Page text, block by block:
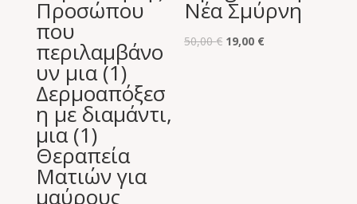
Προσώπου
που
περιλαμβάνο
υν μια (1)
Δερμοαπόξεσ
η με διαμάντι,
μια (1)
Θεραπεία
Ματιών για
μαύρους
Νέα Σμύρνη
50,00€ Original
19,00 €